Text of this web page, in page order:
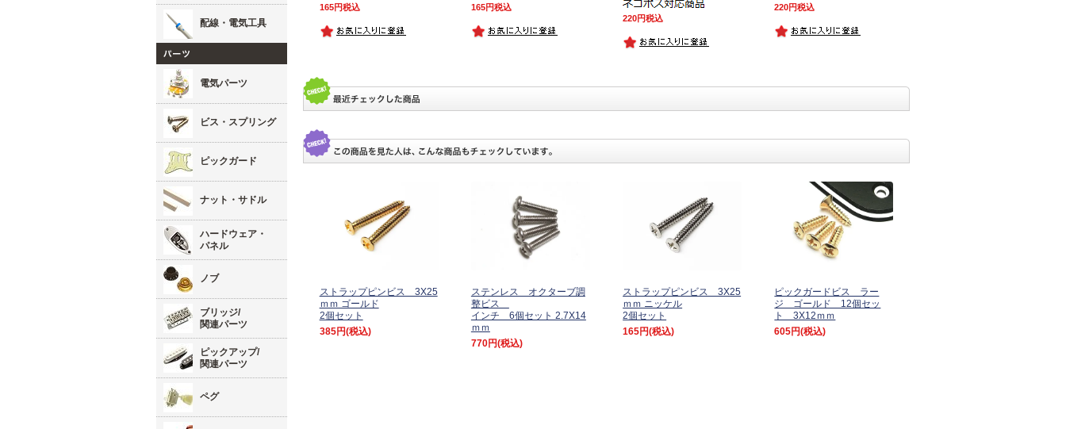
配線・電気工具
電気パーツ
ビス・スプリング
ピックガード
ナット・サドル
ハードウェア・
パネル
ノブ
ブリッジ/
関連パーツ
ピックアップ/
関連パーツ
ペグ
165 税込 165 税込
220 税込
220 税込
ストラップピンビス 3X25
ｍｍ ゴールド
2個セット
385円(税込)
ステンレス オクターブ調
整ビス
インチ 6個セット 2.7X14
ｍｍ
770円(税込)
ストラップピンビス 3X25
ｍｍ ニッケル
2個セット
165円(税込)
ピックガードビス ラー
ジ ゴールド 12個セッ
ト 3X12ｍｍ
605円(税込)